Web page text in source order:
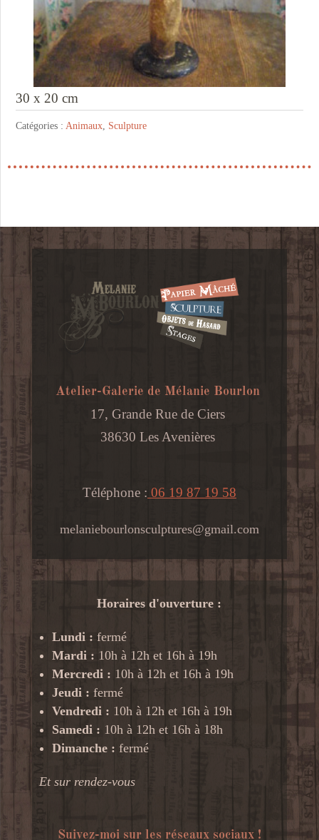
30 x 20 cm
Catégories : Animaux Sculpture
Atelier-Galerie de Mélanie Bourlon
17, Grande Rue de Ciers
38630 Les Avenières
Téléphone : 06 19 87 19 58
melaniebourlonsculptures@gmail.com
Horaires d'ouverture :
Lundi : fermé
Mardi : 10h à 12h et 16h à 19h
Mercredi : 10h à 12h et 16h à 19h
Jeudi : fermé
Vendredi : 10h à 12h et 16h à 19h
Samedi : 10h à 12h et 16h à 18h
Dimanche : fermé
Et sur rendez-vous
Suivez-moi sur les réseaux sociaux !